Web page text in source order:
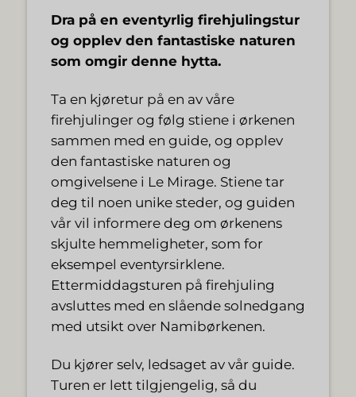
Dra på en eventyrlig firehjulingstur
og opplev den fantastiske naturen
som omgir denne hytta.
Ta en kjøretur på en av våre
firehjulinger og følg stiene i ørkenen
sammen med en guide, og opplev
den fantastiske naturen og
omgivelsene i Le Mirage. Stiene tar
deg til noen unike steder, og guiden
vår vil informere deg om ørkenens
skjulte hemmeligheter, som for
eksempel eventyrsirklene.
Ettermiddagsturen på firehjuling
avsluttes med en slående solnedgang
med utsikt over Namibørkenen.
Du kjører selv, ledsaget av vår guide.
Turen er lett tilgjengelig, så du